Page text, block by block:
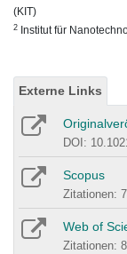
(KIT)
2 Institut für
Externe Links
DOI:
Scopus
Zitationen:
Web of
Zitationen: